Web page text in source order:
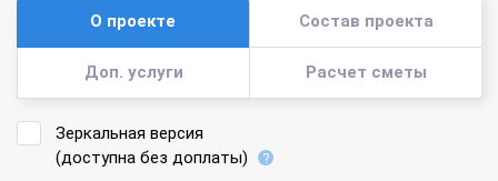
О проекте Состав проекта
Доп. услуги Расчет сметы
Зеркальная версия
(доступна без доплаты)